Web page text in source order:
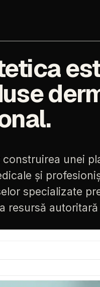
construirea unei
și
specializate
resursă autoritară